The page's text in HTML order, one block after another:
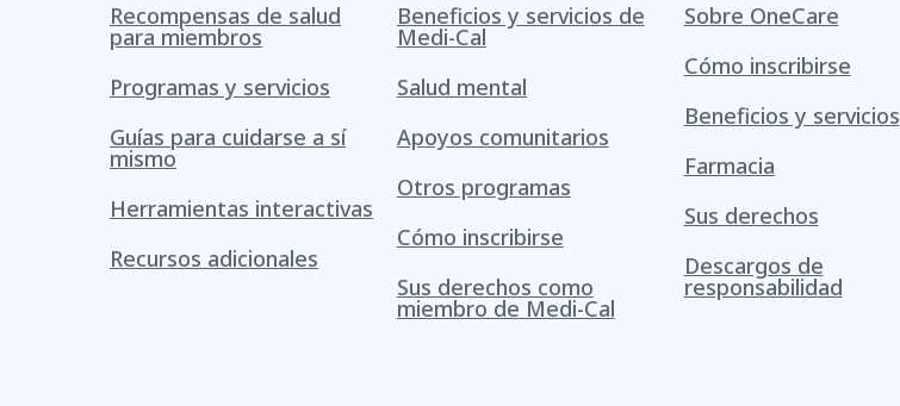
Recompensas de salud
para miembros
Programas y servicios
Guías para cuidarse a sí
mismo
Herramientas interactivas
Recursos adicionales
Beneficios y servicios de
Medi-Cal
Salud mental
Apoyos comunitarios
Otros programas
Cómo inscribirse
Sus derechos como
miembro de Medi-Cal
Sobre OneCare
Cómo inscribirse
Beneficios y servicios
Farmacia
Sus derechos
Descargos de
responsabilidad